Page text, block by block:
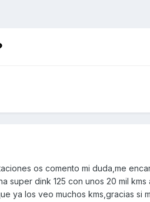
os comento mi duda,me
super dink 125 con unos 20 mil
ya los veo muchos kms,gracias si